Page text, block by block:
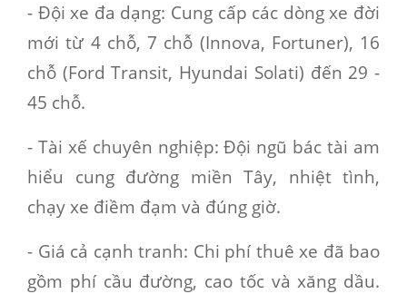
- Đội xe đa dạng: Cung cấp các dòng xe đời
mới từ 4 chỗ, 7 chỗ (Innova, Fortuner), 16
chỗ (Ford Transit, Hyundai Solati) đến 29 -
45 chỗ.
- Tài xế chuyên nghiệp: Đội ngũ bác tài am
hiểu cung đường miền Tây, nhiệt tình,
chạy xe điềm đạm và đúng giờ.
- Giá cả cạnh tranh: Chi phí thuê xe đã bao
gồm phí cầu đường, cao tốc và xăng dầu.